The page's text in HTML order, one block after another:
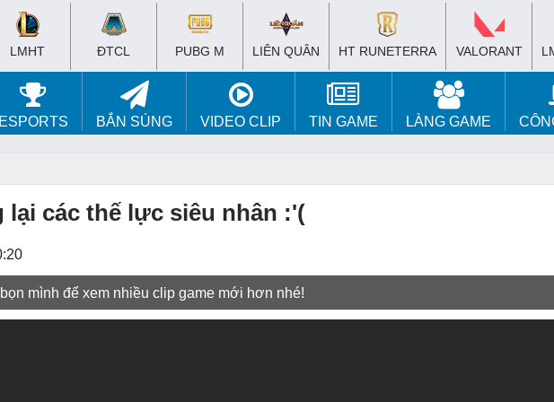
LMHT ĐTCL PUBG M LIÊN QUÂN HT RUNETERRA VALORANT
ESPORTS BẮN SÚNG VIDEO CLIP TIN GAME LÀNG GAME
lại các thế lực siêu nhân :'(
mình để xem nhiều clip game mới hơn nhé!